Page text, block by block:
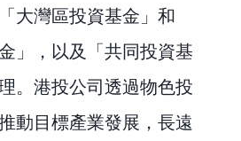
大灣區投資基金」和
」，以及「共同投資基
。港投公司透過物色投
動目標產業發展，長遠